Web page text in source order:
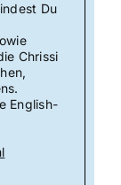
Du
Chrissi
English-